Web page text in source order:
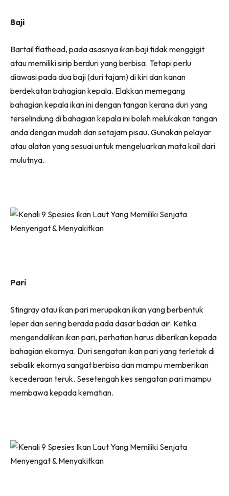
Baji
Bartail flathead, pada asasnya ikan baji tidak menggigit
atau memiliki sirip berduri yang berbisa. Tetapi perlu
diawasi pada dua baji (duri tajam) di kiri dan kanan
berdekatan bahagian kepala. Elakkan memegang
bahagian kepala ikan ini dengan tangan kerana duri yang
terselindung di bahagian kepala ini boleh melukakan tangan
anda dengan mudah dan setajam pisau. Gunakan pelayar
atau alatan yang sesuai untuk mengeluarkan mata kail dari
mulutnya.
Pari
Stingray atau ikan pari merupakan ikan yang berbentuk
leper dan sering berada pada dasar badan air. Ketika
mengendalikan ikan pari, perhatian harus diberikan kepada
bahagian ekornya. Duri sengatan ikan pari yang terletak di
sebalik ekornya sangat berbisa dan mampu memberikan
kecederaan teruk. Sesetengah kes sengatan pari mampu
membawa kepada kematian.